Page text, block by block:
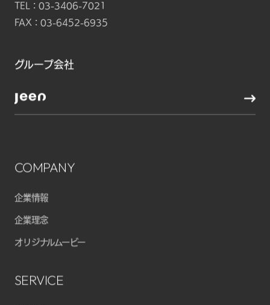
TEL： 03-3406-7021
FAX：03-6452-6935
グループ会社
COMPANY
企業情報
企業理念
オリジナルムービー
SERVICE